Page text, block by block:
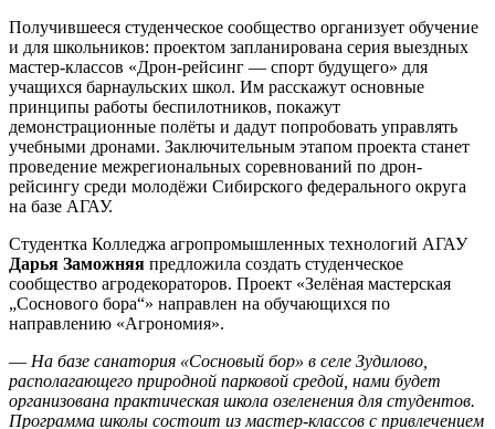
Получившееся студенческое сообщество организует обучение
и для школьников: проектом запланирована серия выездных
мастер-классов «Дрон-рейсинг — спорт будущего» для
учащихся барнаульских школ. Им расскажут основные
принципы работы беспилотников, покажут
демонстрационные полёты и дадут попробовать управлять
учебными дронами. Заключительным этапом проекта станет
проведение межрегиональных соревнований по дрон-
рейсингу среди молодёжи Сибирского федерального округа
на базе АГАУ.
Студентка Колледжа агропромышленных технологий АГАУ
Дарья Заможняя предложила создать студенческое
сообщество агродекораторов. Проект «Зелёная мастерская
„Соснового бора“» направлен на обучающихся по
направлению «Агрономия».
— На базе санатория «Сосновый бор» в селе Зудилово,
располагающего природной парковой средой, нами будет
организована практическая школа озеленения для студентов.
Программа школы состоит из мастер-классов с привлечением